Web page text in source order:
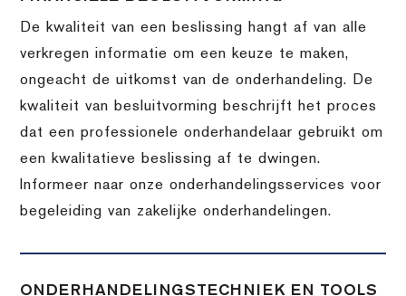
De kwaliteit van een beslissing hangt af van alle
verkregen informatie om een keuze te maken,
ongeacht de uitkomst van de onderhandeling. De
kwaliteit van besluitvorming beschrijft het proces
dat een professionele onderhandelaar gebruikt om
een kwalitatieve beslissing af te dwingen.
Informeer naar onze onderhandelingsservices voor
begeleiding van zakelijke onderhandelingen.
ONDERHANDELINGSTECHNIEK EN TOOLS